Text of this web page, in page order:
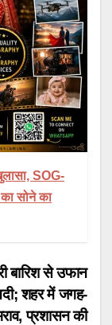
SOG-
का सोने का
बारिश से उफान
शहर में जगह-
प्रशासन की